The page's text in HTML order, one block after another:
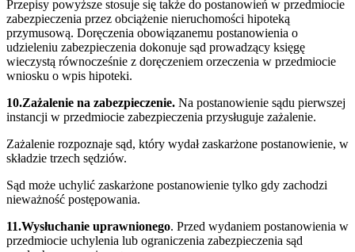
Przepisy powyższe stosuje się także do postanowień w przedmiocie
zabezpieczenia przez obciążenie nieruchomości hipoteką
przymusową. Doręczenia obowiązanemu postanowienia o
udzieleniu zabezpieczenia dokonuje sąd prowadzący księgę
wieczystą równocześnie z doręczeniem orzeczenia w przedmiocie
wniosku o wpis hipoteki.
10.Zażalenie na zabezpieczenie. Na postanowienie sądu pierwszej
instancji w przedmiocie zabezpieczenia przysługuje zażalenie.
Zażalenie rozpoznaje sąd, który wydał zaskarżone postanowienie, w
składzie trzech sędziów.
Sąd może uchylić zaskarżone postanowienie tylko gdy zachodzi
nieważność postępowania.
11.Wysłuchanie uprawnionego. Przed wydaniem postanowienia w
przedmiocie uchylenia lub ograniczenia zabezpieczenia sąd